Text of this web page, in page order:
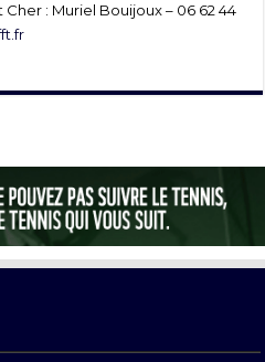
: Muriel Bouijoux – 06 62 44